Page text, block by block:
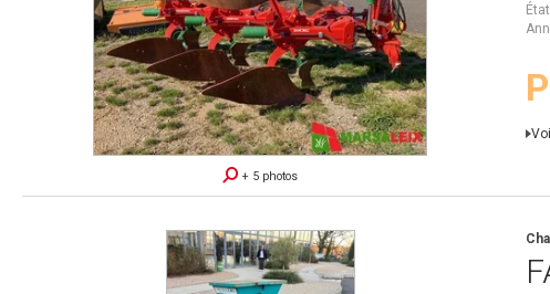
+ 5 photos
État